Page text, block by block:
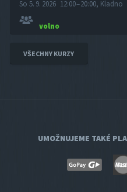
So 5. 9. 2026 12:00 – 20:00, Kladno
volno
VŠECHNY KURZY
UMOŽNUJEME TAKÉ